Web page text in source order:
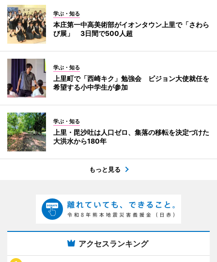
学ぶ・知る
本庄第一中高美術部がイオンタウン上里で「さわら
び展」 3日間で500人超
学ぶ・知る
上里町で「西崎キク」勉強会 ビジョン大使就任を
希望する小中学生が参加
学ぶ・知る
上里・毘沙吐は人口ゼロ、集落の移転を決定づけた
大洪水から180年
もっと見る
アクセスランキング